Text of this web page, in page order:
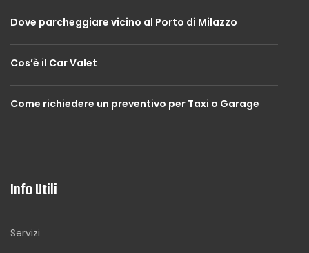
Dove parcheggiare vicino al Porto di Milazzo
Cos’è il Car Valet
Come richiedere un preventivo per Taxi o Garage
Info Utili
Servizi